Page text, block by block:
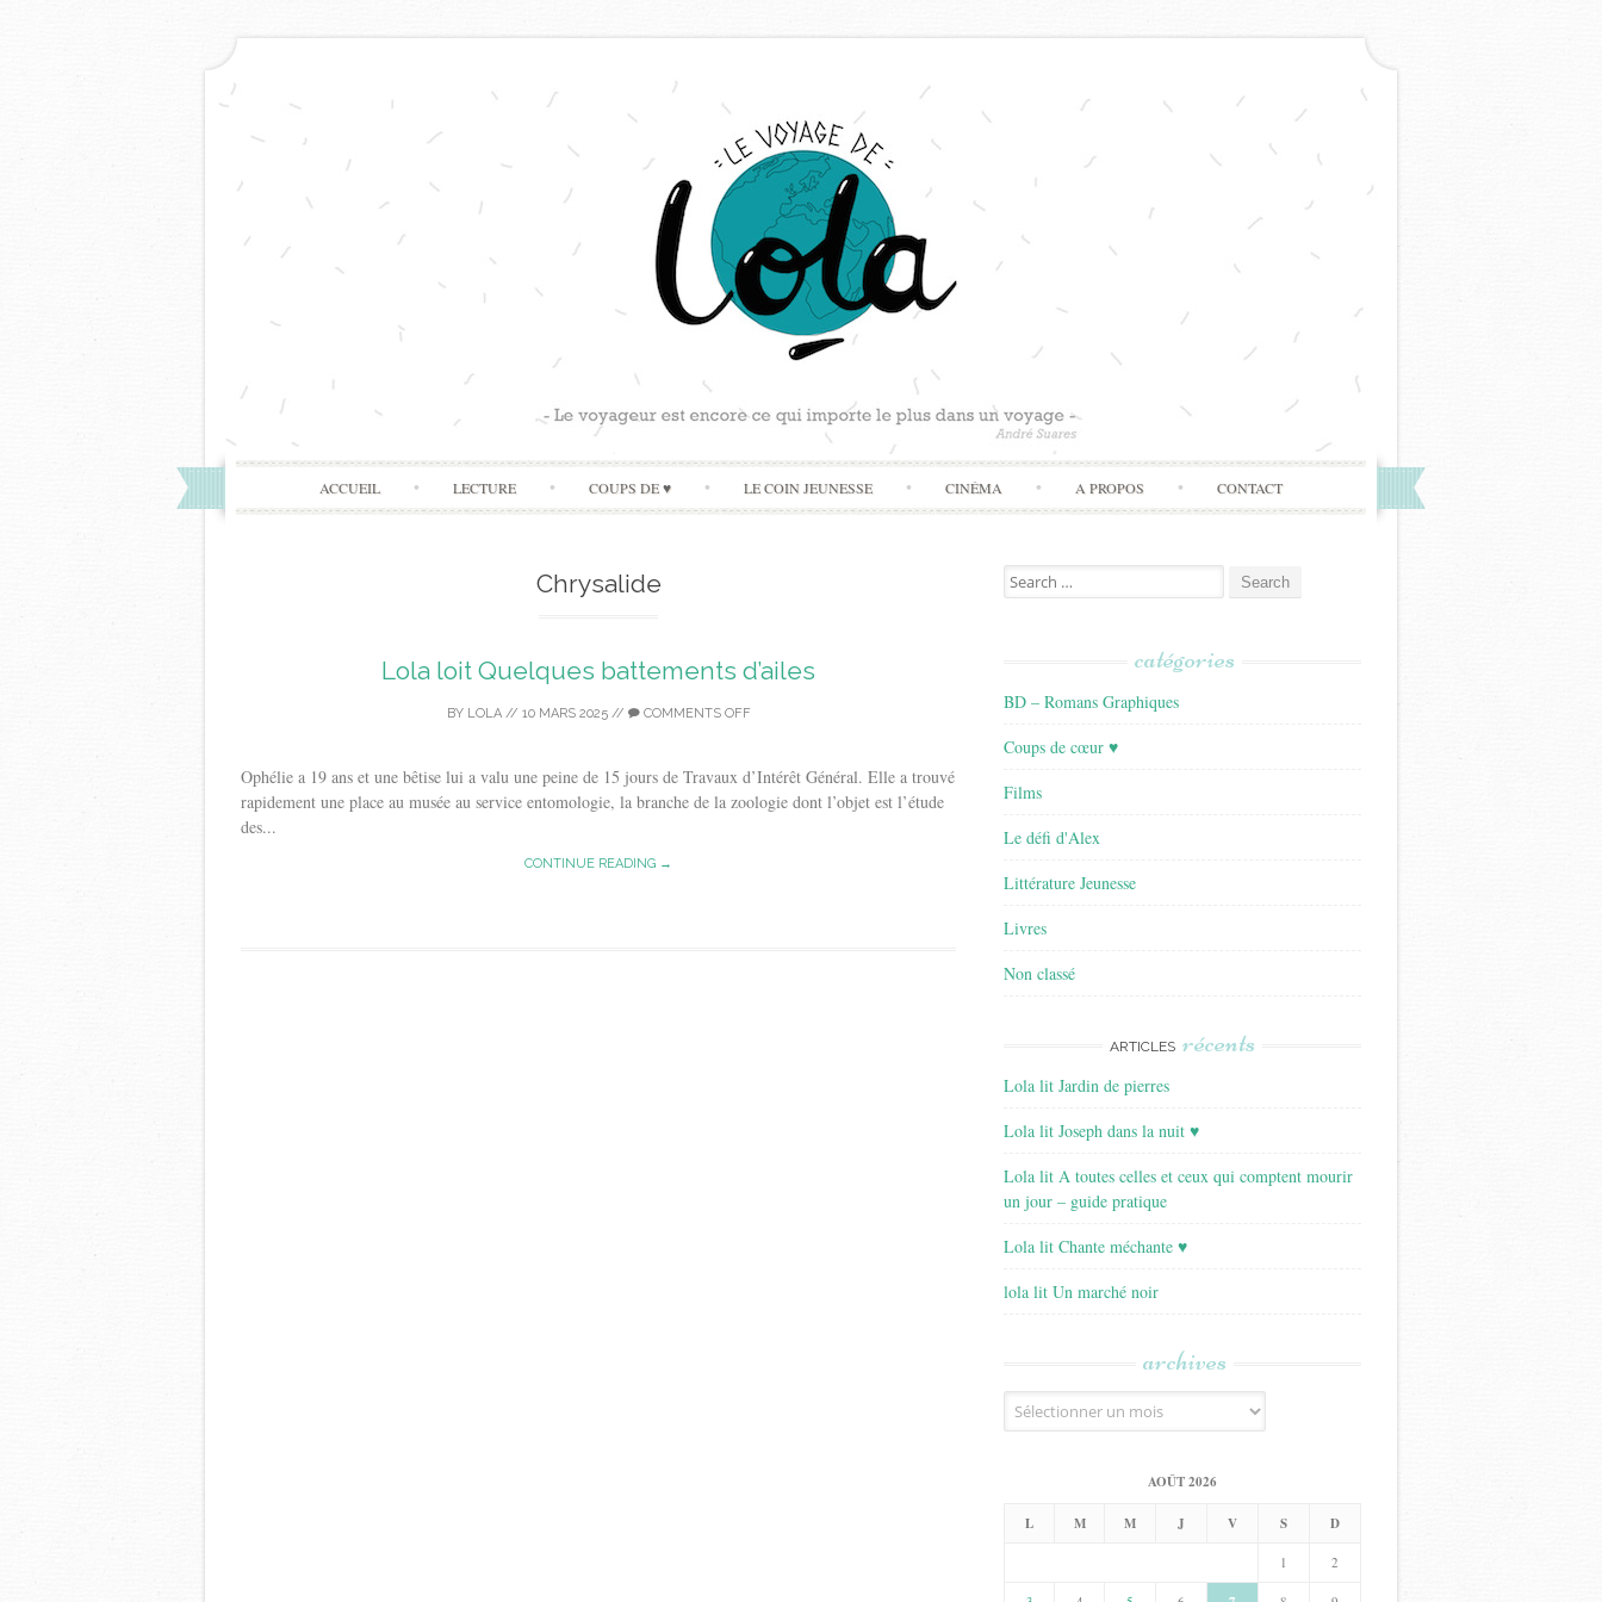
Skip
to
ACCUEIL LECTURE COUPS DE ♥ LE COIN JEUNESSE CINÉMA A PROPOS CONTACT
Chrysalide
Lola loit Quelques battements d’ailes
BY LOLA// 10 MARS 2025// COMMENTS OFF
Ophélie a 19 ans et une bêtise lui a valu une peine de 15 jours de Travaux d’Intérêt Général. Elle a trouvé
rapidement une place au musée au service entomologie, la branche de la zoologie dont l’objet est l’étude
des...
CONTINUE READING →
Search
for:
catégories
BD – Romans Graphiques
Coups de cœur ♥
Films
Le défi d'Alex
Littérature Jeunesse
Livres
Non classé
ARTICLES récents
Lola lit Jardin de pierres
Lola lit Joseph dans la nuit ♥
Lola lit A toutes celles et ceux qui comptent mourir
un jour – guide pratique
Lola lit Chante méchante ♥
lola lit Un marché noir
archives
Archives
AOÛT 2026
L M M J V S D
1 2